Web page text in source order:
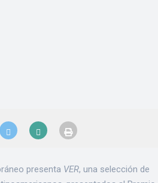
presenta VER, una selección de